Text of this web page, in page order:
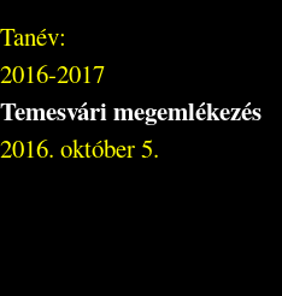
Tanév:
2016-2017
Temesvári megemlékezés
2016. október 5.